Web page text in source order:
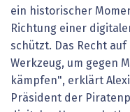
ein historischer
Richtung einer
schützt. Das Recht
Werkzeug, um gegen
kämpfen", erklärt
Präsident der